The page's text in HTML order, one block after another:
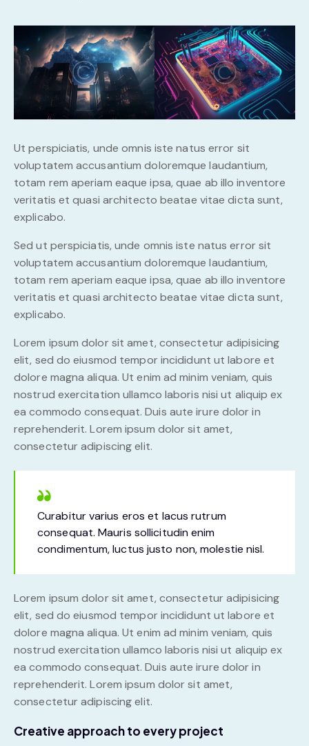
Ut perspiciatis, unde omnis iste natus error sit
voluptatem accusantium doloremque laudantium,
totam rem aperiam eaque ipsa, quae ab illo inventore
veritatis et quasi architecto beatae vitae dicta sunt,
explicabo.
Sed ut perspiciatis, unde omnis iste natus error sit
voluptatem accusantium doloremque laudantium,
totam rem aperiam eaque ipsa, quae ab illo inventore
veritatis et quasi architecto beatae vitae dicta sunt,
explicabo.
Lorem ipsum dolor sit amet, consectetur adipisicing
elit, sed do eiusmod tempor incididunt ut labore et
dolore magna aliqua. Ut enim ad minim veniam, quis
nostrud exercitation ullamco laboris nisi ut aliquip ex
ea commodo consequat. Duis aute irure dolor in
reprehenderit. Lorem ipsum dolor sit amet,
consectetur adipiscing elit.
Curabitur varius eros et lacus rutrum
consequat. Mauris sollicitudin enim
condimentum, luctus justo non, molestie nisl.
Lorem ipsum dolor sit amet, consectetur adipisicing
elit, sed do eiusmod tempor incididunt ut labore et
dolore magna aliqua. Ut enim ad minim veniam, quis
nostrud exercitation ullamco laboris nisi ut aliquip ex
ea commodo consequat. Duis aute irure dolor in
reprehenderit. Lorem ipsum dolor sit amet,
consectetur adipiscing elit.
Creative approach to every project